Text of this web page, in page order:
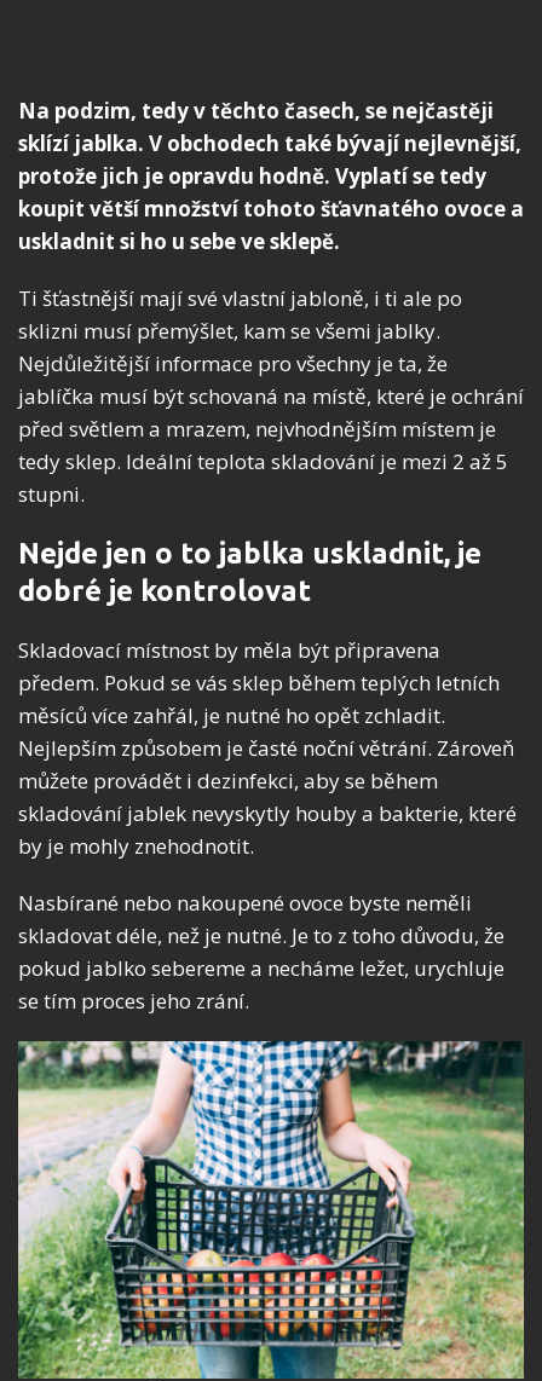
Na podzim, tedy v těchto časech, se nejčastěji
sklízí jablka. V obchodech také bývají nejlevnější,
protože jich je opravdu hodně. Vyplatí se tedy
koupit větší množství tohoto šťavnatého ovoce a
uskladnit si ho u sebe ve sklepě.
Ti šťastnější mají své vlastní jabloně, i ti ale po
sklizni musí přemýšlet, kam se všemi jablky.
Nejdůležitější informace pro všechny je ta, že
jablíčka musí být schovaná na místě, které je ochrání
před světlem a mrazem, nejvhodnějším místem je
tedy sklep. Ideální teplota skladování je mezi 2 až 5
stupni.
Nejde jen o to jablka uskladnit, je
dobré je kontrolovat
Skladovací místnost by měla být připravena
předem. Pokud se vás sklep během teplých letních
měsíců více zahřál, je nutné ho opět zchladit.
Nejlepším způsobem je časté noční větrání. Zároveň
můžete provádět i dezinfekci, aby se během
skladování jablek nevyskytly houby a bakterie, které
by je mohly znehodnotit.
Nasbírané nebo nakoupené ovoce byste neměli
skladovat déle, než je nutné. Je to z toho důvodu, že
pokud jablko sebereme a necháme ležet, urychluje
se tím proces jeho zrání.